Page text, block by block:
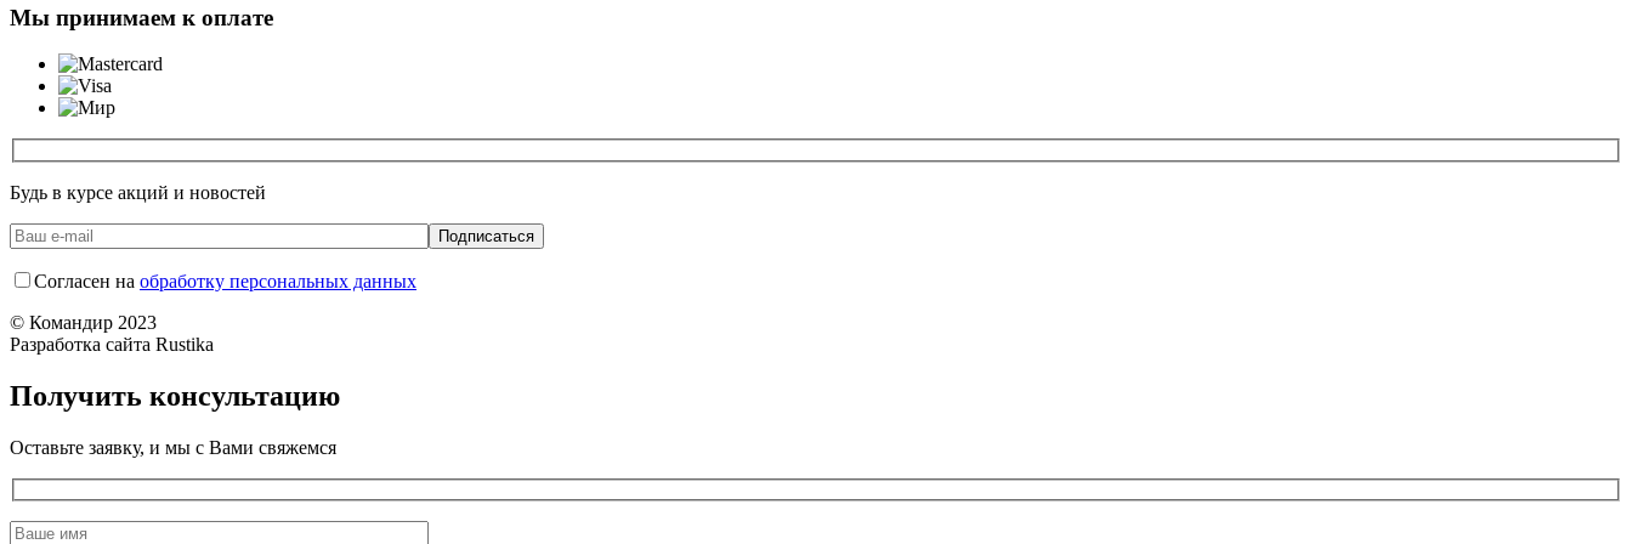
Мы принимаем к оплате
Будь в курсе акций и новостей
Согласен на обработку персональных данных
© Командир 2023
Разработка сайта Rustika
Получить консультацию
Оставьте заявку, и мы с Вами свяжемся